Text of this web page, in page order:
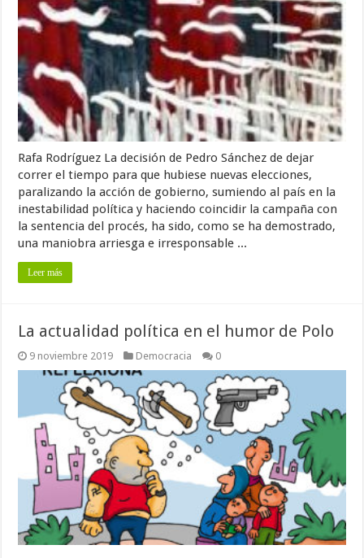
Rafa Rodríguez La decisión de Pedro Sánchez de dejar
correr el tiempo para que hubiese nuevas elecciones,
paralizando la acción de gobierno, sumiendo al país en la
inestabilidad política y haciendo coincidir la campaña con
la sentencia del procés, ha sido, como se ha demostrado,
una maniobra arriesga e irresponsable ...
Leer más
La actualidad política en el humor de Polo
9 noviembre 2019 Democracia 0